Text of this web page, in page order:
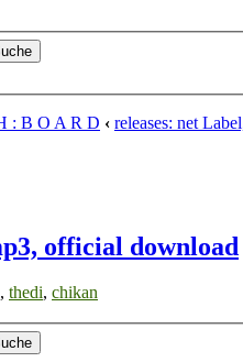
: B O A R D ‹ releases: net
official download
, thedi, chikan